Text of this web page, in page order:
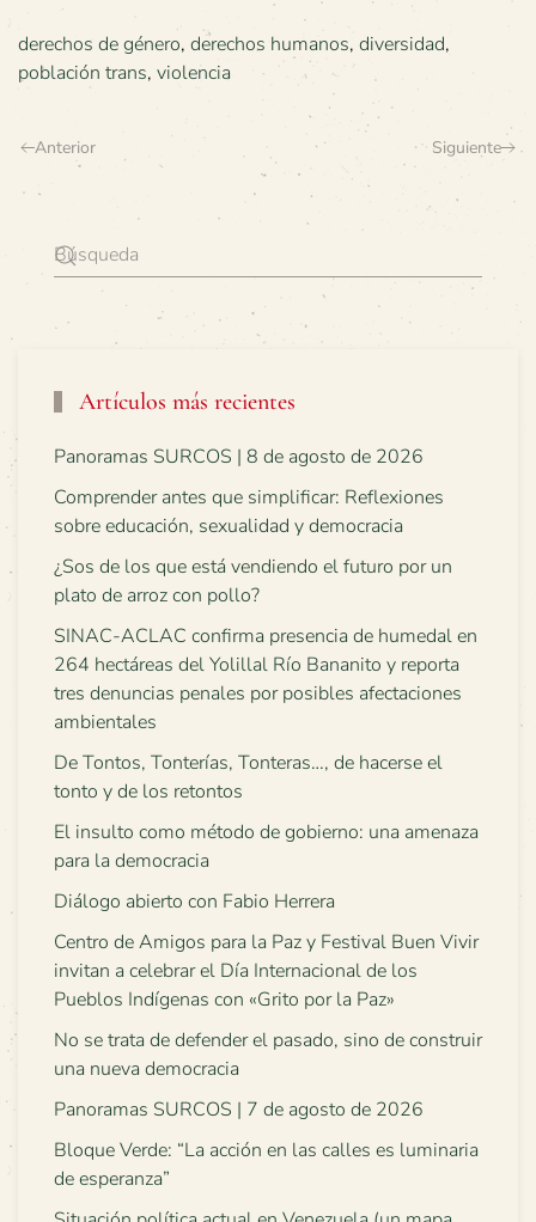
derechos de género, derechos humanos, diversidad,
población trans, violencia
Anterior Siguiente
Artículos más recientes
Panoramas SURCOS | 8 de agosto de 2026
Comprender antes que simplificar: Reflexiones
sobre educación, sexualidad y democracia
¿Sos de los que está vendiendo el futuro por un
plato de arroz con pollo?
SINAC-ACLAC confirma presencia de humedal en
264 hectáreas del Yolillal Río Bananito y reporta
tres denuncias penales por posibles afectaciones
ambientales
De Tontos, Tonterías, Tonteras…, de hacerse el
tonto y de los retontos
El insulto como método de gobierno: una amenaza
para la democracia
Diálogo abierto con Fabio Herrera
Centro de Amigos para la Paz y Festival Buen Vivir
invitan a celebrar el Día Internacional de los
Pueblos Indígenas con «Grito por la Paz»
No se trata de defender el pasado, sino de construir
una nueva democracia
Panoramas SURCOS | 7 de agosto de 2026
Bloque Verde: “La acción en las calles es luminaria
de esperanza”